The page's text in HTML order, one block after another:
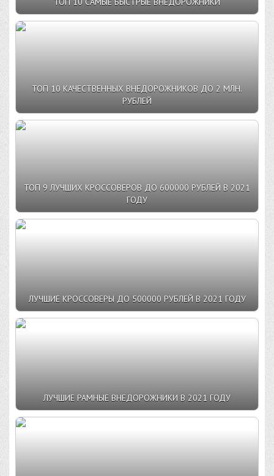
ТОП 10 КАЧЕСТВЕННЫХ ВНЕДОРОЖНИКОВ ДО 2 МЛН.
РУБЛЕЙ
ТОП 9 ЛУЧШИХ КРОССОВЕРОВ ДО 600000 РУБЛЕЙ В 2021
ГОДУ
ЛУЧШИЕ КРОССОВЕРЫ ДО 500000 РУБЛЕЙ В 2021 ГОДУ
ЛУЧШИЕ РАМНЫЕ ВНЕДОРОЖНИКИ В 2021 ГОДУ